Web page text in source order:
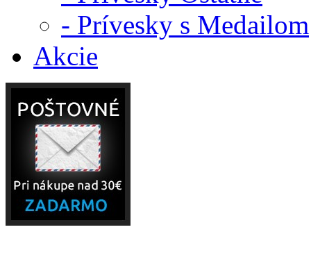
- Prívesky s Medailom
Akcie